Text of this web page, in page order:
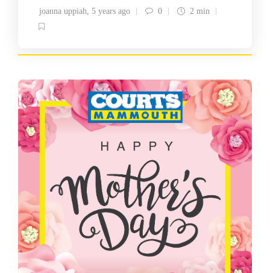
joanna uppiah, 5 years ago 0 2 min